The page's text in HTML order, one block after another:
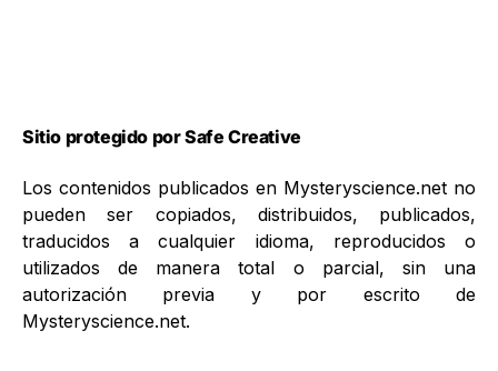
Sitio protegido por Safe Creative
Los contenidos publicados en Mysteryscience.net no
pueden ser copiados, distribuidos, publicados,
traducidos a cualquier idioma, reproducidos o
utilizados de manera total o parcial, sin una
autorización previa y por escrito de
Mysteryscience.net.